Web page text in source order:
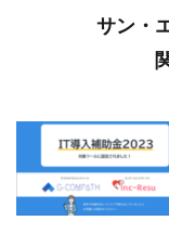
サン・